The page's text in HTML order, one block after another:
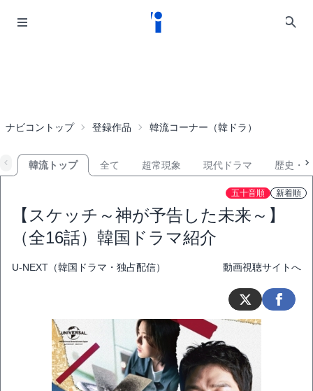
ナビコントップ 登録作品 韓流コーナー（韓ドラ）
韓流トップ 全て 超常現象 現代ドラマ 歴史・
五十音順 新着順
【スケッチ～神が予告した未来～】
（全16話）韓国ドラマ紹介
U-NEXT（韓国ドラマ・独占配信） 動画視聴サイトへ